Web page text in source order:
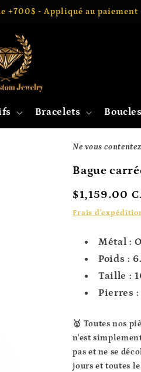
+700$ - Appliqué au paiement
Bracelets
Ne vous
Bague
Prix
habituel
$1,159.00
Frais
Métal :
Poids :
Taille :
Pierres
🥇 Toutes nos
n'est
pas et ne se
jours et toutes